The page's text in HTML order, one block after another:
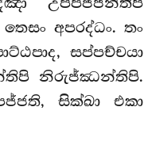
අපරද්ධං. තං
සප්පච්චයා
නිරුජ්ඣන්තිපි.
සික්ඛා එකා